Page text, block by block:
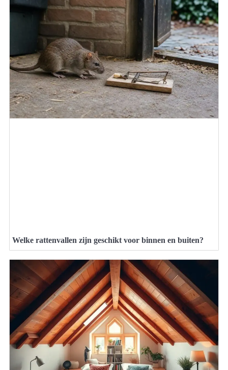
Welke rattenvallen zijn geschikt voor binnen en buiten?